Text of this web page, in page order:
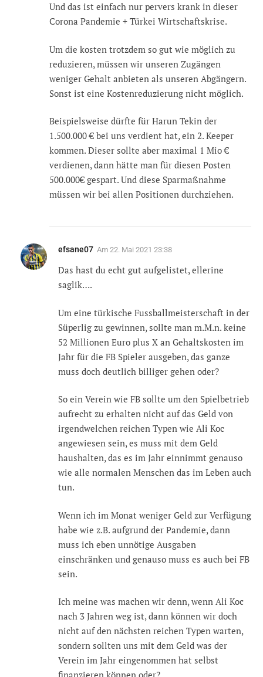
Und das ist einfach nur pervers krank in dieser
Corona Pandemie + Türkei Wirtschaftskrise.
Um die kosten trotzdem so gut wie möglich zu
reduzieren, müssen wir unseren Zugängen
weniger Gehalt anbieten als unseren Abgängern.
Sonst ist eine Kostenreduzierung nicht möglich.
Beispielsweise dürfte für Harun Tekin der
1.500.000 € bei uns verdient hat, ein 2. Keeper
kommen. Dieser sollte aber maximal 1 Mio €
verdienen, dann hätte man für diesen Posten
500.000€ gespart. Und diese Sparmaßnahme
müssen wir bei allen Positionen durchziehen.
efsane07 Am 22. Mai 2021 23:38
Das hast du echt gut aufgelistet, ellerine
saglik….
Um eine türkische Fussballmeisterschaft in der
Süperlig zu gewinnen, sollte man m.M.n. keine
52 Millionen Euro plus X an Gehaltskosten im
Jahr für die FB Spieler ausgeben, das ganze
muss doch deutlich billiger gehen oder?
So ein Verein wie FB sollte um den Spielbetrieb
aufrecht zu erhalten nicht auf das Geld von
irgendwelchen reichen Typen wie Ali Koc
angewiesen sein, es muss mit dem Geld
haushalten, das es im Jahr einnimmt genauso
wie alle normalen Menschen das im Leben auch
tun.
Wenn ich im Monat weniger Geld zur Verfügung
habe wie z.B. aufgrund der Pandemie, dann
muss ich eben unnötige Ausgaben
einschränken und genauso muss es auch bei FB
sein.
Ich meine was machen wir denn, wenn Ali Koc
nach 3 Jahren weg ist, dann können wir doch
nicht auf den nächsten reichen Typen warten,
sondern sollten uns mit dem Geld was der
Verein im Jahr eingenommen hat selbst